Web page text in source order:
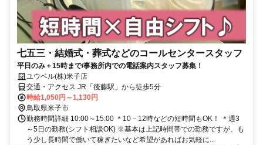
七五三・結婚式・葬式などのコールセンタースタッフ
平日のみ＋15時まで/事務所内での電話案内スタッフ募集！
ユウベル(株)米子店
交通・アクセス JR「後藤駅」から徒歩5分
時給1,050円～1,130円
鳥取県米子市
勤務時間詳細 10:00～15:00 ＊10－12時などの短時間もOK！ ＊週3
～5日の勤務(シフト相談OK) ※基本は上記時間帯での勤務ですが、も
う少し長時間で働いて稼ぎたいなど希望があればお気軽に...